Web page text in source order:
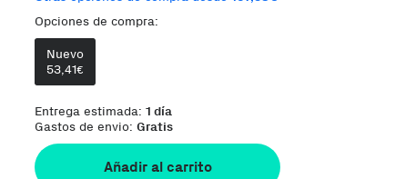
Te damos la oportunidad de elegir
Opciones de compra:
Nuevo
53,41€
Entrega estimada: 1 día
Gastos de envio: Gratis
Añadir al carrito